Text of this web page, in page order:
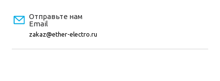
Отправьте нам
Email
zakaz@ether-electro.ru